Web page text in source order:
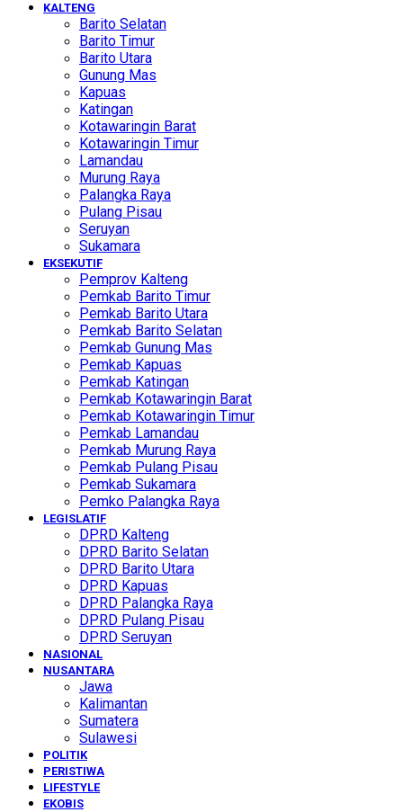
KALTENG
Barito Selatan
Barito Timur
Barito Utara
Gunung Mas
Kapuas
Katingan
Kotawaringin Barat
Kotawaringin Timur
Lamandau
Murung Raya
Palangka Raya
Pulang Pisau
Seruyan
Sukamara
EKSEKUTIF
Pemprov Kalteng
Pemkab Barito Timur
Pemkab Barito Utara
Pemkab Barito Selatan
Pemkab Gunung Mas
Pemkab Kapuas
Pemkab Katingan
Pemkab Kotawaringin Barat
Pemkab Kotawaringin Timur
Pemkab Lamandau
Pemkab Murung Raya
Pemkab Pulang Pisau
Pemkab Sukamara
Pemko Palangka Raya
LEGISLATIF
DPRD Kalteng
DPRD Barito Selatan
DPRD Barito Utara
DPRD Kapuas
DPRD Palangka Raya
DPRD Pulang Pisau
DPRD Seruyan
NASIONAL
NUSANTARA
Jawa
Kalimantan
Sumatera
Sulawesi
POLITIK
PERISTIWA
LIFESTYLE
EKOBIS